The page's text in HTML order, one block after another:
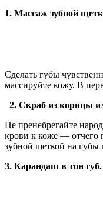
1. Массаж зубной
Сделать губы
массируйте кожу. В
2. Скраб из корицы
Не пренебрегайте
крови к коже — отчего
зубной щеткой на губы
3. Карандаш в тон губ.